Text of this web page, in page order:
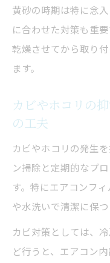
黄砂の時期は特に念
に合わせた対策も重
乾燥させてから取り
ます。
カビやホコリの
の工夫
カビやホコリの発生
ン掃除と定期的なプ
す。特にエアコンフ
や水洗いで清潔に保つ
カビ対策としては、
ど行うと、エアコン